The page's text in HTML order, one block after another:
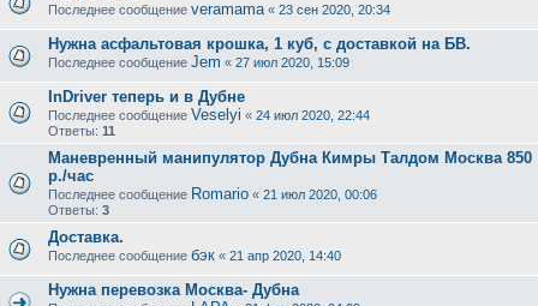
Последнее сообщение veramama « 23 сен 2020, 20:34
Нужна асфальтовая крошка, 1 куб, с доставкой на БВ.
Последнее сообщение Jem « 27 июл 2020, 15:09
InDriver теперь и в Дубне
Последнее сообщение Veselyi « 24 июл 2020, 22:44
Ответы: 11
Маневренный манипулятор Дубна Кимры Талдом Москва 850
р./час
Последнее сообщение Romario « 21 июл 2020, 00:06
Ответы: 3
Доставка.
Последнее сообщение бэк « 21 апр 2020, 14:40
Нужна перевозка Москва- Дубна